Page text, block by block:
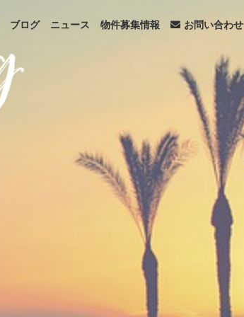
ブログ ニュース 物件募集情報 お問い合わせ